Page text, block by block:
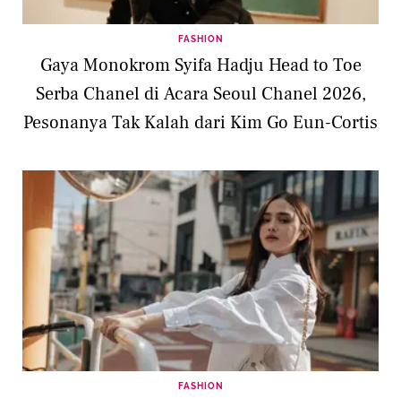
FASHION
Gaya Monokrom Syifa Hadju Head to Toe
Serba Chanel di Acara Seoul Chanel 2026,
Pesonanya Tak Kalah dari Kim Go Eun-Cortis
FASHION